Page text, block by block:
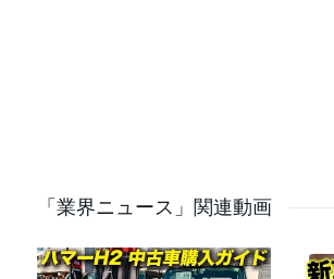
👀 チャンネル登録＆高評価よろしく
「業界ニュース」関連動画